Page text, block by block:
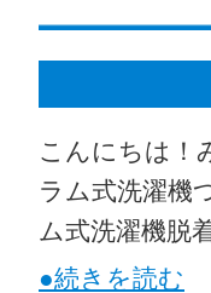
こんにちは！
ラム式洗濯機
ム式洗濯機脱
●続きを読む